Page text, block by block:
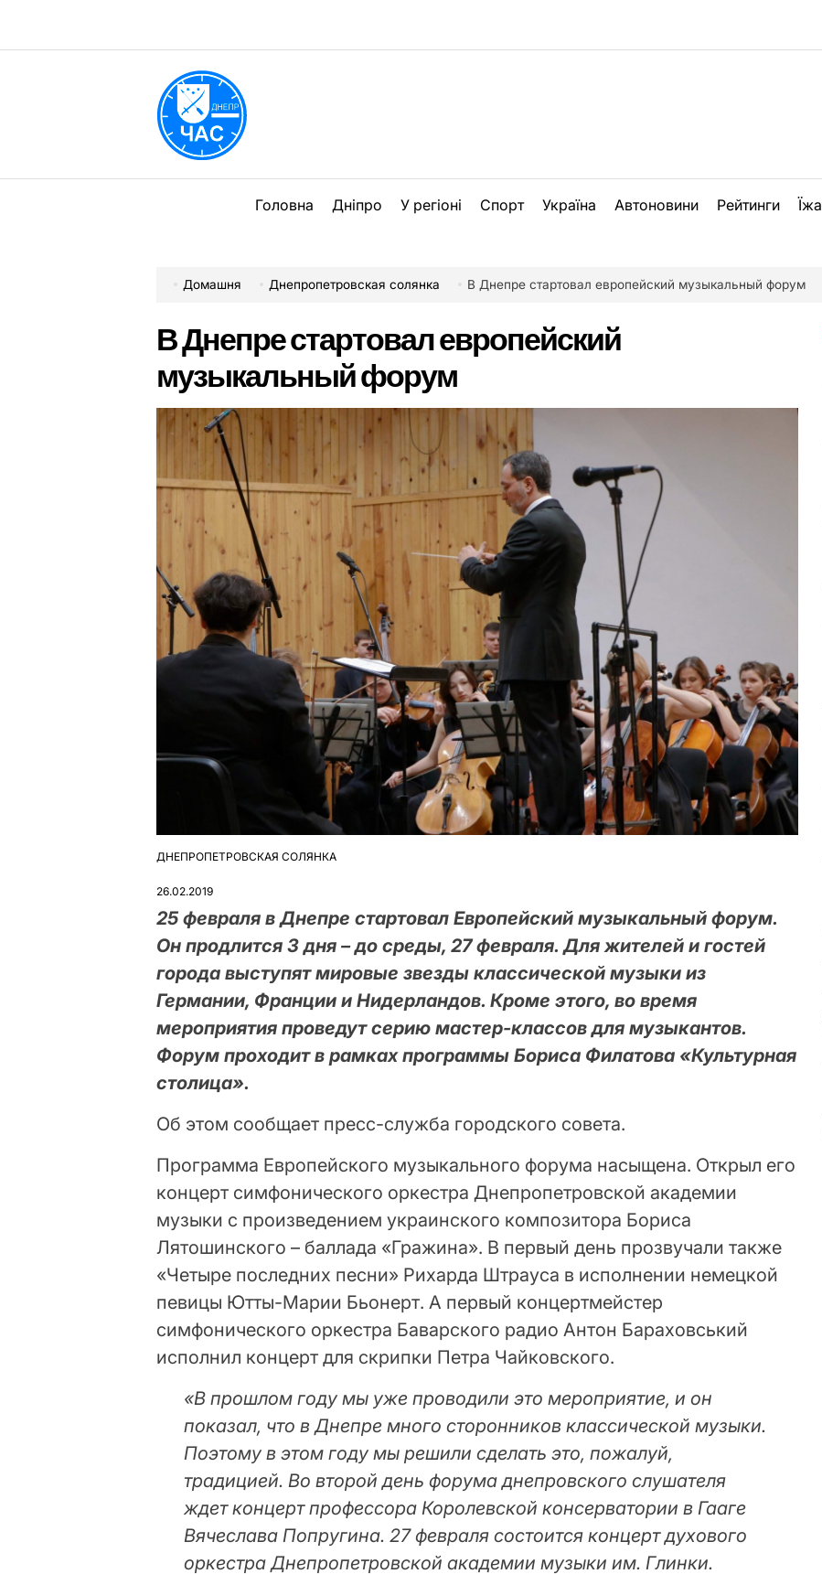
вмісту
Головна Дніпро У регіоні Спорт Україна Автоновини Рейтинги Їжа
Домашня Днепропетровская солянка В Днепре стартовал европейский музыкальный форум
В Днепре стартовал европейский
музыкальный форум
ОПУБЛІКУВАТИ
ДНЕПРОПЕТРОВСКАЯ СОЛЯНКА
26.02.2019
25 февраля в Днепре стартовал Европейский музыкальный форум.
Он продлится 3 дня – до среды, 27 февраля. Для жителей и гостей
города выступят мировые звезды классической музыки из
Германии, Франции и Нидерландов. Кроме этого, во время
мероприятия проведут серию мастер-классов для музыкантов.
Форум проходит в рамках программы Бориса Филатова «Культурная
столица».
Об этом сообщает пресс-служба городского совета.
Программа Европейского музыкального форума насыщена. Открыл его
концерт симфонического оркестра Днепропетровской академии
музыки с произведением украинского композитора Бориса
Лятошинского – баллада «Гражина». В первый день прозвучали также
«Четыре последних песни» Рихарда Штрауса в исполнении немецкой
певицы Ютты-Марии Бьонерт. А первый концертмейстер
симфонического оркестра Баварского радио Антон Бараховський
исполнил концерт для скрипки Петра Чайковского.
«В прошлом году мы уже проводили это мероприятие, и он
показал, что в Днепре много сторонников классической музыки.
Поэтому в этом году мы решили сделать это, пожалуй,
традицией. Во второй день форума днепровского слушателя
ждет концерт профессора Королевской консерватории в Гааге
Вячеслава Попругина. 27 февраля состоится концерт духового
оркестра Днепропетровской академии музыки им. Глинки.